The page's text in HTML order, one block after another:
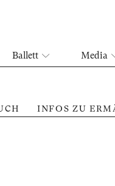
Ballett Media
INFOS ZU